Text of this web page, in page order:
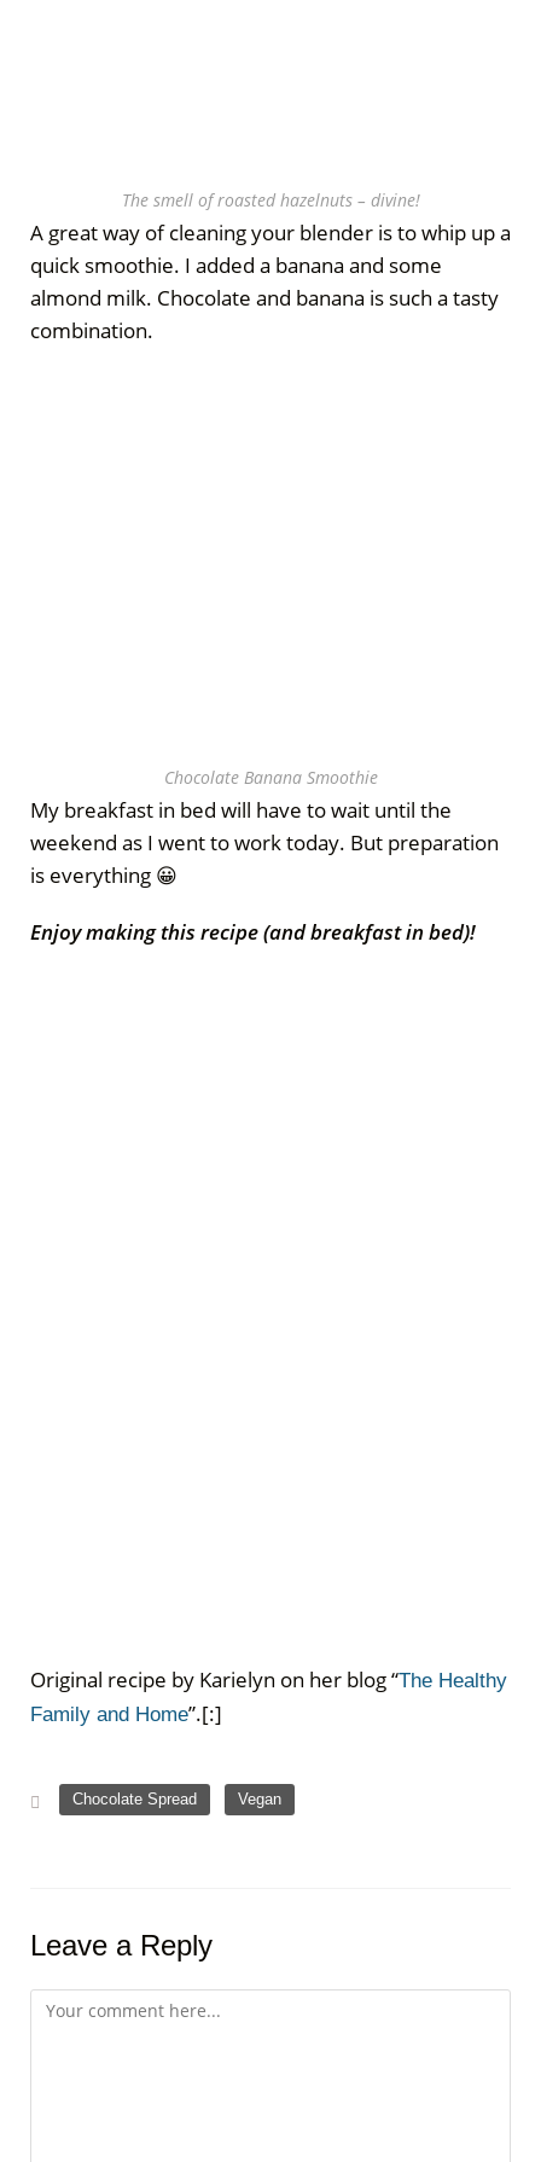
The smell of roasted hazelnuts – divine!
A great way of cleaning your blender is to whip up a
quick smoothie. I added a banana and some
almond milk. Chocolate and banana is such a tasty
combination.
Chocolate Banana Smoothie
My breakfast in bed will have to wait until the
weekend as I went to work today. But preparation
is everything 😀
Enjoy making this recipe (and breakfast in bed)!
Original recipe by Karielyn on her blog “The Healthy
Family and Home”.[:]
Chocolate Spread Vegan
Leave a Reply